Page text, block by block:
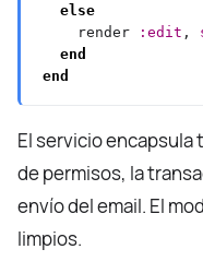
else
    render
:edit ,
end
end
El servicio encapsula
de permisos, la
envío del email. El
limpios.